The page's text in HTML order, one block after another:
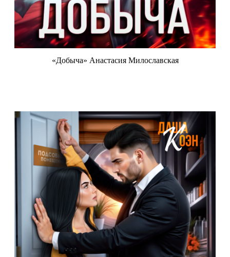
«Добыча» Анастасия Милославская